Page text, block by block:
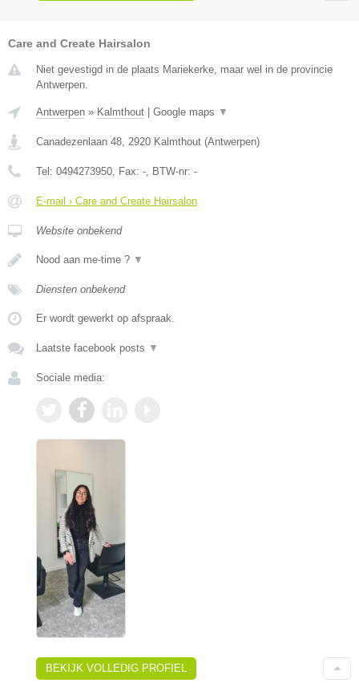
Care and Create Hairsalon
Niet gevestigd in de plaats Mariekerke, maar wel in de provincie
Antwerpen.
Antwerpen » Kalmthout Google maps ▼
Canadezenlaan 48 2920 Kalmthout (Antwerpen)
Tel: 0494273950 , Fax: - , BTW-nr: -
E-mail › Care and Create Hairsalon
Website onbekend
Nood aan me-time ? ▼
Diensten onbekend
Er wordt gewerkt op afspraak.
Laatste facebook posts ▼
Sociale media:
BEKIJK VOLLEDIG PROFIEL